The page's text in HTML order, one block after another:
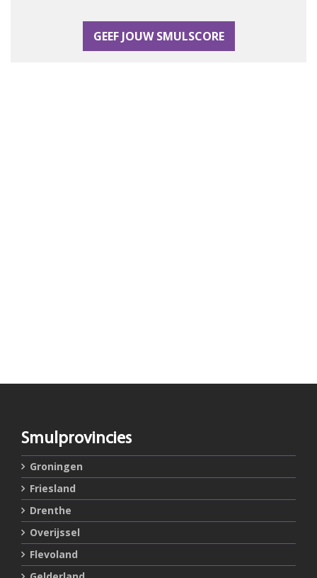
GEEF JOUW SMULSCORE
Smulprovincies
Groningen
Friesland
Drenthe
Overijssel
Flevoland